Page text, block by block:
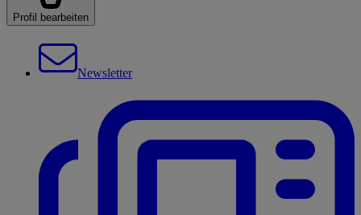
Profil bearbeiten
Newsletter